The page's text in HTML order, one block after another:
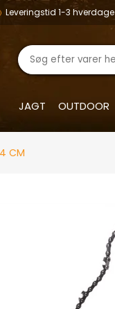
Leveringstid 1-3 hverdage
JAGT OUTDOOR
CM